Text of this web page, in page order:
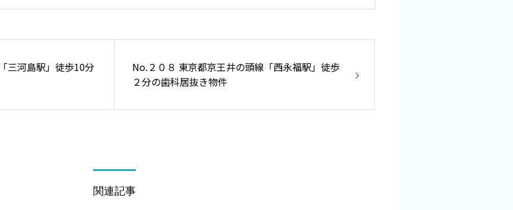
三河島駅」徒歩10分
No.２０８ 東京都京王井の頭線「西永福駅」徒歩
２分の歯科居抜き物件
関連記事